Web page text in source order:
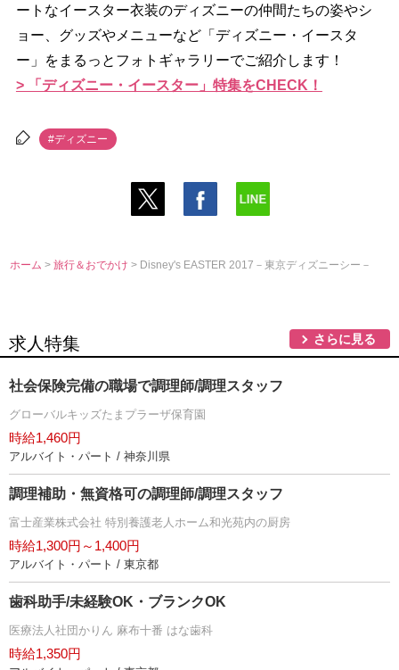
ートなイースター衣装のディズニーの仲間たちの姿やシ
ョー、グッズやメニューなど「ディズニー・イースタ
ー」をまるっとフォトギャラリーでご紹介します！
> 「ディズニー・イースター」特集をCHECK！
#ディズニー
ホーム >旅行＆おでかけ> Disney's EASTER 2017－東京ディズニーシー－
求人特集 さらに見る
社会保険完備の職場で調理師/調理スタッフ
グローバルキッズたまプラーザ保育園
時給1,460円
アルバイト・パート / 神奈川県
調理補助・無資格可の調理師/調理スタッフ
富士産業株式会社 特別養護老人ホーム和光苑内の厨房
時給1,300円～1,400円
アルバイト・パート / 東京都
歯科助手/未経験OK・ブランクOK
医療法人社団かりん 麻布十番 はな歯科
時給1,350円